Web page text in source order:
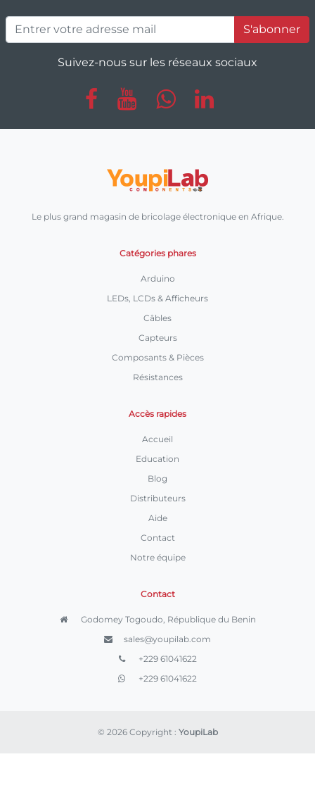
S'abonner
Suivez-nous sur les réseaux sociaux
Le plus grand magasin de bricolage électronique en Afrique.
Catégories phares
Arduino
LEDs, LCDs & Afficheurs
Câbles
Capteurs
Composants & Pièces
Résistances
Accès rapides
Accueil
Education
Blog
Distributeurs
Aide
Contact
Notre équipe
Contact
Godomey Togoudo, République du Benin
sales@youpilab.com
+229 61041622
+229 61041622
© 2026 Copyright : YoupiLab